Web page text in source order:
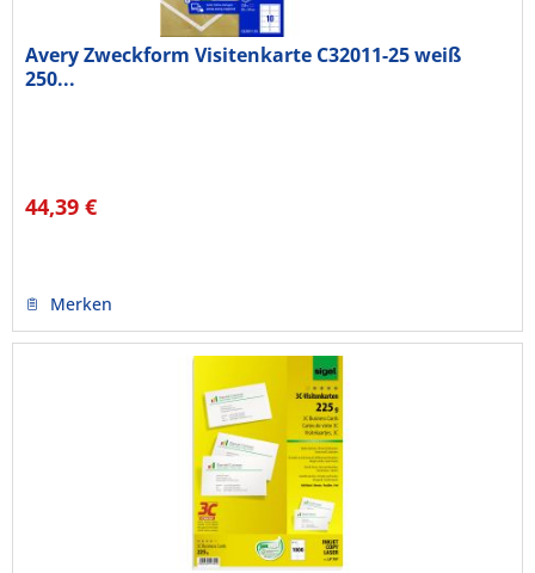
Avery Zweckform Visitenkarte C32011-25 weiß
250...
44,39 €
Merken